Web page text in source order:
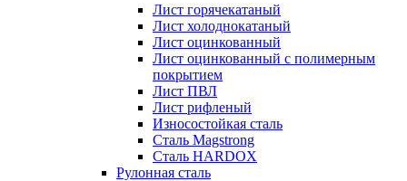
Лист горячекатаный
Лист холоднокатаный
Лист оцинкованный
Лист оцинкованный с полимерным
покрытием
Лист ПВЛ
Лист рифленый
Износостойкая сталь
Сталь Magstrong
Сталь HARDOX
Рулонная сталь